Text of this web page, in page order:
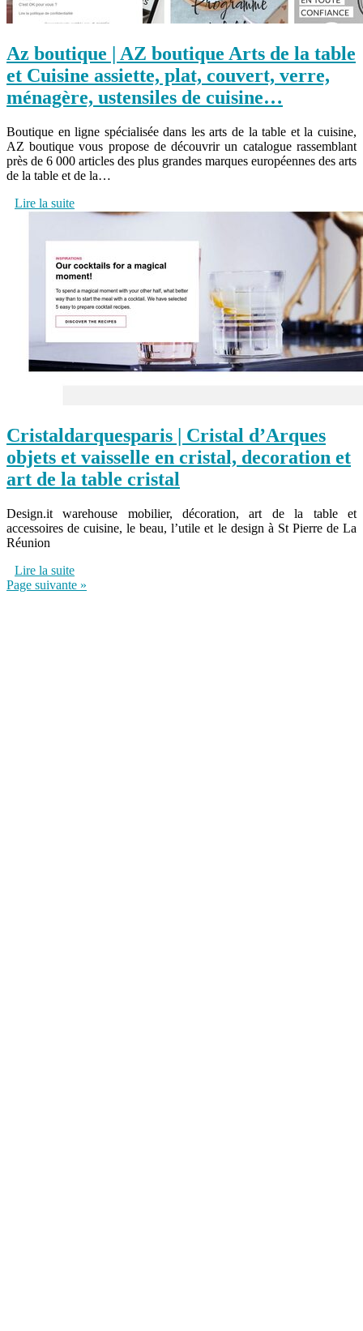
Az boutique | AZ boutique Arts de la table
et Cuisine assiette, plat, couvert, verre,
ménagère, ustensiles de cuisine…
Boutique en ligne spécialisée dans les arts de la table et la cuisine,
AZ boutique vous propose de découvrir un catalogue rassemblant
près de 6 000 articles des plus grandes marques européennes des arts
de la table et de la…
Lire la suite
Cristaldarques­pa­ris | Cristal d’Arques
objets et vaisselle en cristal, decoration et
art de la table cristal
Design.it warehouse mobilier, décoration, art de la table et
accessoires de cuisine, le beau, l’utile et le design à St Pierre de La
Réunion
Lire la suite
Page suivante »